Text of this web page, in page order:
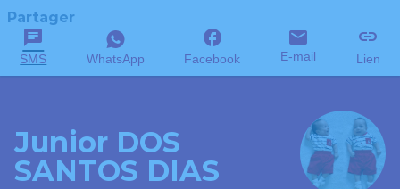
Partager
SMS WhatsApp Facebook E-mail Lien
Junior DOS
SANTOS DIAS